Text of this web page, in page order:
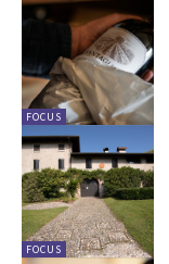
FOCUS
FOCUS